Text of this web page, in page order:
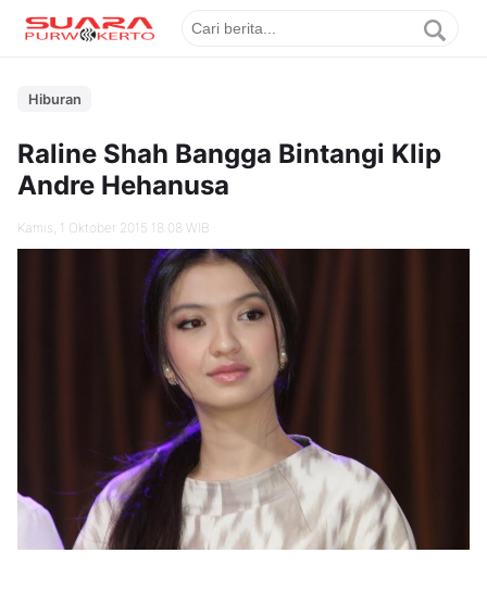
Hiburan
Raline Shah Bangga Bintangi Klip
Andre Hehanusa
Kamis, 1 Oktober 2015 18.08 WIB